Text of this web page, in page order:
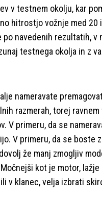
v testnem okolju, kar
hitrostjo vožnje med 20
navedenih rezultatih,
testnega okolja in z
nameravate
razmerah, torej
V primeru, da se
V primeru, da se boste
že manj zmogljiv
kot je motor,
v klanec, velja izbrati